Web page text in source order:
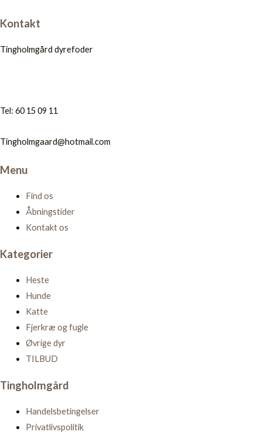
Kontakt
Tingholmgård dyrefoder
Tel: 60 15 09 11
Tingholmgaard@hotmail.com
Menu
Find os
Åbningstider
Kontakt os
Kategorier
Heste
Hunde
Katte
Fjerkræ og fugle
Øvrige dyr
TILBUD
Tingholmgård
Handelsbetingelser
Privatlivspolitik